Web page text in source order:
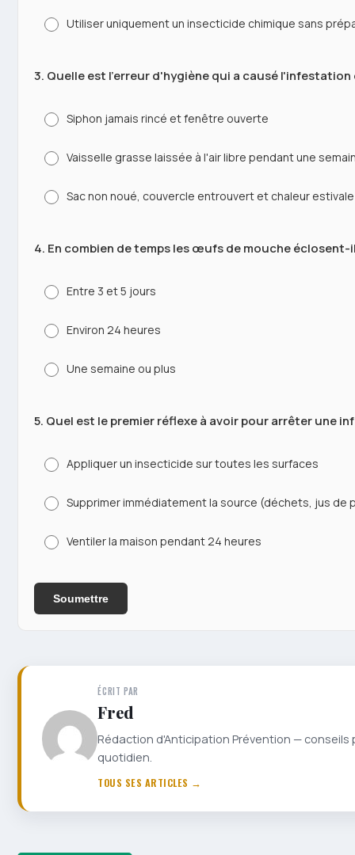
Utiliser uniquement un insecticide chimique sans
3. Quelle est l'erreur d'hygiène qui a causé l'infestation
Siphon jamais rincé et fenêtre ouverte
Vaisselle grasse laissée à l'air libre pendant une
Sac non noué, couvercle entrouvert et chaleur estivale
4. En combien de temps les œufs de mouche
Entre 3 et 5 jours
Environ 24 heures
Une semaine ou plus
5. Quel est le premier réflexe à avoir pour arrêter une
Appliquer un insecticide sur toutes les surfaces
Supprimer immédiatement la source (déchets, jus de
Ventiler la maison pendant 24 heures
Soumettre
ÉCRIT PAR
Fred
Rédaction d'Anticipation Prévention —
quotidien.
TOUS SES ARTICLES →